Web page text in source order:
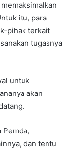
itu, para
pihak terkait
tugasnya
untuk
akan
Pemda,
dan tentu